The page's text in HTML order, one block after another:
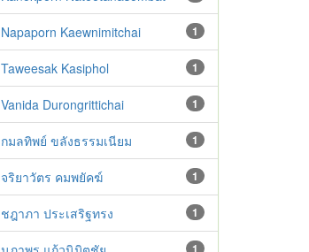
1
Napaporn Kaewnimitchai
1
Taweesak Kasiphol
1
Vanida Durongrittichai
1
กมลทิพย์ ขลังธรรมเนียม
1
จริยาวัตร คมพยัคฆ์
1
ชฎาภา ประเสริฐทรง
1